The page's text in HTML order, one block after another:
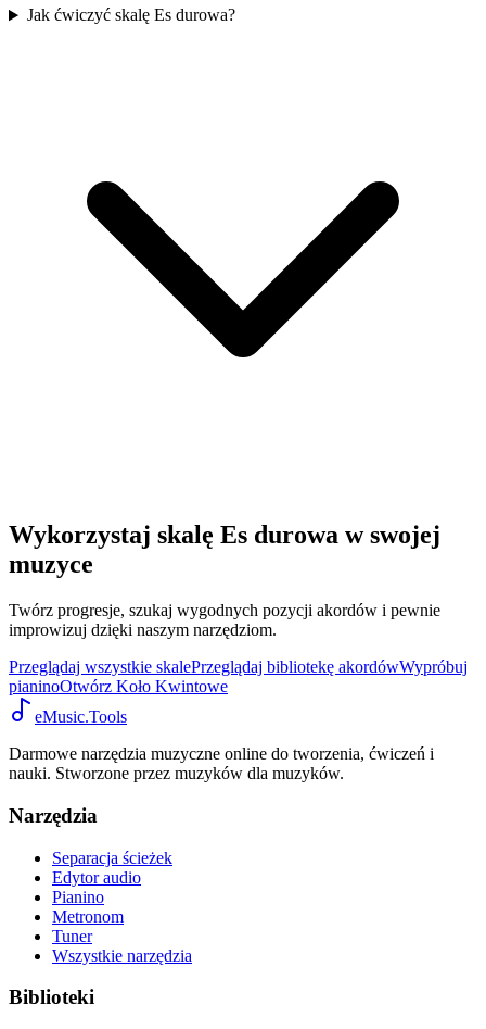
Jak ćwiczyć skalę Es durowa?
Wykorzystaj skalę Es durowa w swojej
muzyce
Twórz progresje, szukaj wygodnych pozycji akordów i pewnie
improwizuj dzięki naszym narzędziom.
Przeglądaj wszystkie skalePrzeglądaj bibliotekę akordówWypróbuj
pianinoOtwórz Koło Kwintowe
eMusic.Tools
Darmowe narzędzia muzyczne online do tworzenia, ćwiczeń i
nauki. Stworzone przez muzyków dla muzyków.
Narzędzia
Separacja ścieżek
Edytor audio
Pianino
Metronom
Tuner
Wszystkie narzędzia
Biblioteki